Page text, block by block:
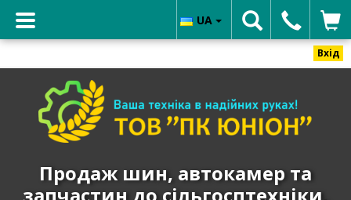
Вхід
ЮНИОН"
автокамер
Продаж шин, автокамер та
запчастин до сільгосптехніки,
UA